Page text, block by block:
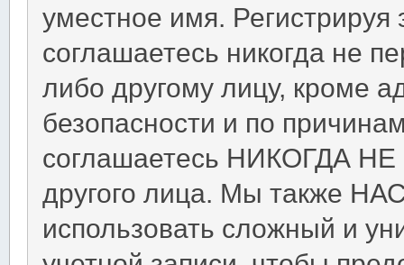
уместное имя. Регистрируя
соглашаетесь никогда не
либо другому лицу, кроме
безопасности и по
соглашаетесь НИКОГДА НЕ
другого лица. Мы также
использовать сложный и